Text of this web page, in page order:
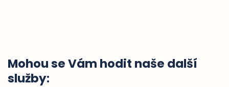
Mohou se Vám hodit naše další
služby: